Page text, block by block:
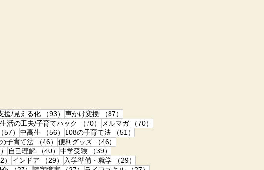
る際の交渉術のご参考となれば幸いで
の記事
援/見える化 （93） 93件の記事
声かけ変換 （87）
76件の記事
生活の工夫/子育てハック （70） 70件の記事
メルマガ （70）
（57） 57件の記事
中高生 （56） 56件の記事
108の子育て法 （51）
の記事
子育て法 （46） 46件の記事
便利グッズ （46）
40件の記事
自己理解 （40） 40件の記事
中学受験 （39）
） 32件の記事
インドア （29） 29件の記事
入学準備・就学 （29）